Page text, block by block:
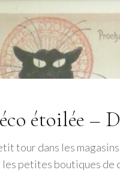
étoilée –
tour dans les
les petites boutiques de